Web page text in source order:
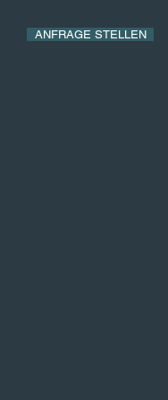
ANFRAGE STELLEN